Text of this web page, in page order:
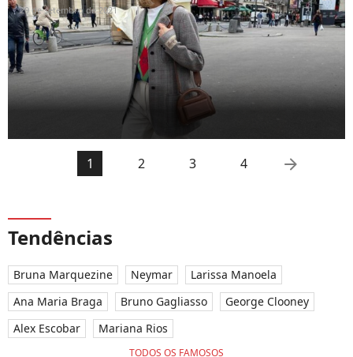
29 de setembro de 2021
1 2 3 4 arrow_right
Tendências
Bruna Marquezine Neymar
Larissa Manoela
Ana Maria Braga
Bruno Gagliasso
George Clooney
Alex Escobar
Mariana Rios
TODOS OS FAMOSOS